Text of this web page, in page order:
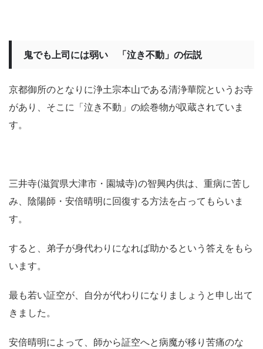
鬼でも上司には弱い 「泣き不動」の伝説
京都御所のとなりに浄土宗本山である清浄華院というお寺
があり、そこに「泣き不動」の絵巻物が収蔵されていま
す。
三井寺(滋賀県大津市・園城寺)の智興内供は、重病に苦し
み、陰陽師・安倍晴明に回復する方法を占ってもらいま
す。
すると、弟子が身代わりになれば助かるという答えをもら
います。
最も若い証空が、自分が代わりになりましょうと申し出て
きました。
安倍晴明によって、師から証空へと病魔が移り苦痛のな